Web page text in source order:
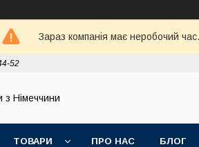
Зараз компанія має неробочий
52
з Німеччини
ТОВАРИ ПРО НАС БЛОГ